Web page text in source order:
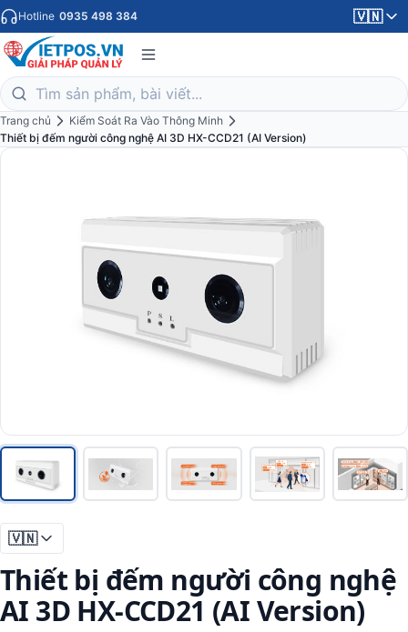
Hotline 0935 498 384 🇻🇳
Trang chủ
Kiểm Soát Ra Vào Thông Minh
Thiết bị đếm người công nghệ AI 3D HX-CCD21 (AI Version)
🇻🇳
Thiết bị đếm người công nghệ
AI 3D HX-CCD21 (AI Version)